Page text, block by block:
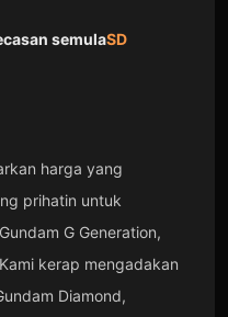
semulaSD
harga yang
prihatin untuk
G Generation,
kerap mengadakan
Diamond,